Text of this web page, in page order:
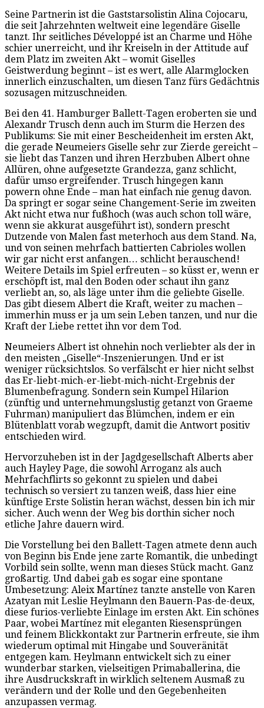
Seine Partnerin ist die Gaststarsolistin Alina Cojocaru,
die seit Jahrzehnten weltweit eine legendäre Giselle
tanzt. Ihr seitliches Développé ist an Charme und Höhe
schier unerreicht, und ihr Kreiseln in der Attitude auf
dem Platz im zweiten Akt – womit Giselles
Geistwerdung beginnt – ist es wert, alle Alarmglocken
innerlich einzuschalten, um diesen Tanz fürs Gedächtnis
sozusagen mitzuschneiden.
Bei den 41. Hamburger Ballett-Tagen eroberten sie und
Alexandr Trusch denn auch im Sturm die Herzen des
Publikums: Sie mit einer Bescheidenheit im ersten Akt,
die gerade Neumeiers Giselle sehr zur Zierde gereicht –
sie liebt das Tanzen und ihren Herzbuben Albert ohne
Allüren, ohne aufgesetzte Grandezza, ganz schlicht,
dafür umso ergreifender. Trusch hingegen kann
powern ohne Ende – man hat einfach nie genug davon.
Da springt er sogar seine Changement-Serie im zweiten
Akt nicht etwa nur fußhoch (was auch schon toll wäre,
wenn sie akkurat ausgeführt ist), sondern prescht
Dutzende von Malen fast meterhoch aus dem Stand. Na,
und von seinen mehrfach battierten Cabrioles wollen
wir gar nicht erst anfangen… schlicht berauschend!
Weitere Details im Spiel erfreuten – so küsst er, wenn er
erschöpft ist, mal den Boden oder schaut ihn ganz
verliebt an, so, als läge unter ihm die geliebte Giselle.
Das gibt diesem Albert die Kraft, weiter zu machen –
immerhin muss er ja um sein Leben tanzen, und nur die
Kraft der Liebe rettet ihn vor dem Tod.
Neumeiers Albert ist ohnehin noch verliebter als der in
den meisten „Giselle“-Inszenierungen. Und er ist
weniger rücksichtslos. So verfälscht er hier nicht selbst
das Er-liebt-mich-er-liebt-mich-nicht-Ergebnis der
Blumenbefragung. Sondern sein Kumpel Hilarion
(zünftig und unternehmungslustig getanzt von Graeme
Fuhrman) manipuliert das Blümchen, indem er ein
Blütenblatt vorab wegzupft, damit die Antwort positiv
entschieden wird.
Hervorzuheben ist in der Jagdgesellschaft Alberts aber
auch Hayley Page, die sowohl Arroganz als auch
Mehrfachflirts so gekonnt zu spielen und dabei
technisch so versiert zu tanzen weiß, dass hier eine
künftige Erste Solistin heran wächst, dessen bin ich mir
sicher. Auch wenn der Weg bis dorthin sicher noch
etliche Jahre dauern wird.
Die Vorstellung bei den Ballett-Tagen atmete denn auch
von Beginn bis Ende jene zarte Romantik, die unbedingt
Vorbild sein sollte, wenn man dieses Stück macht. Ganz
großartig. Und dabei gab es sogar eine spontane
Umbesetzung: Aleix Martínez tanzte anstelle von Karen
Azatyan mit Leslie Heylmann den Bauern-Pas-de-deux,
diese furios-verliebte Einlage im ersten Akt. Ein schönes
Paar, wobei Martínez mit eleganten Riesensprüngen
und feinem Blickkontakt zur Partnerin erfreute, sie ihm
wiederum optimal mit Hingabe und Souveränität
entgegen kam. Heylmann entwickelt sich zu einer
wunderbar starken, vielseitigen Primaballerina, die
ihre Ausdruckskraft in wirklich seltenem Ausmaß zu
verändern und der Rolle und den Gegebenheiten
anzupassen vermag.